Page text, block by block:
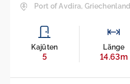
Port of Avdira, Griechenland
Kajüten
5
Länge
14.63m